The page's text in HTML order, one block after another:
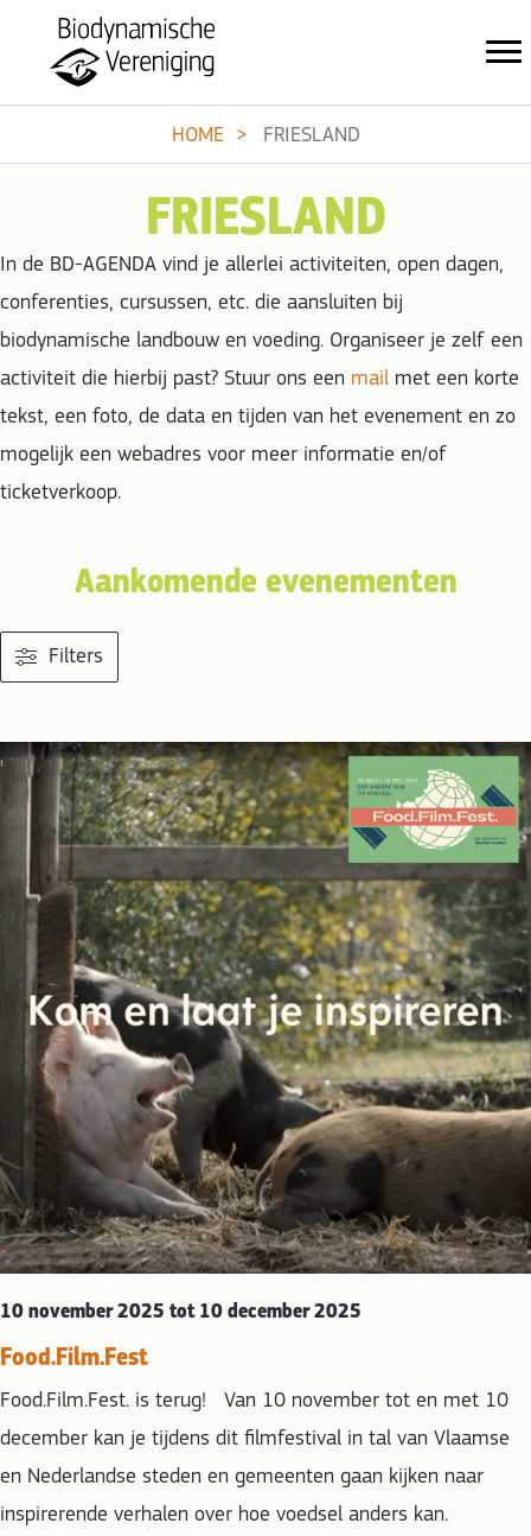
HOME FRIESLAND
FRIESLAND
In de BD-AGENDA vind je allerlei activiteiten, open dagen,
conferenties, cursussen, etc. die aansluiten bij
biodynamische landbouw en voeding. Organiseer je zelf een
activiteit die hierbij past? Stuur ons een mail met een korte
tekst, een foto, de data en tijden van het evenement en zo
mogelijk een webadres voor meer informatie en/of
ticketverkoop.
Aankomende evenementen
Filters
10 november 2025 tot 10 december 2025
Food.Film.Fest
Food.Film.Fest. is terug! Van 10 november tot en met 10
december kan je tijdens dit filmfestival in tal van Vlaamse
en Nederlandse steden en gemeenten gaan kijken naar
inspirerende verhalen over hoe voedsel anders kan.